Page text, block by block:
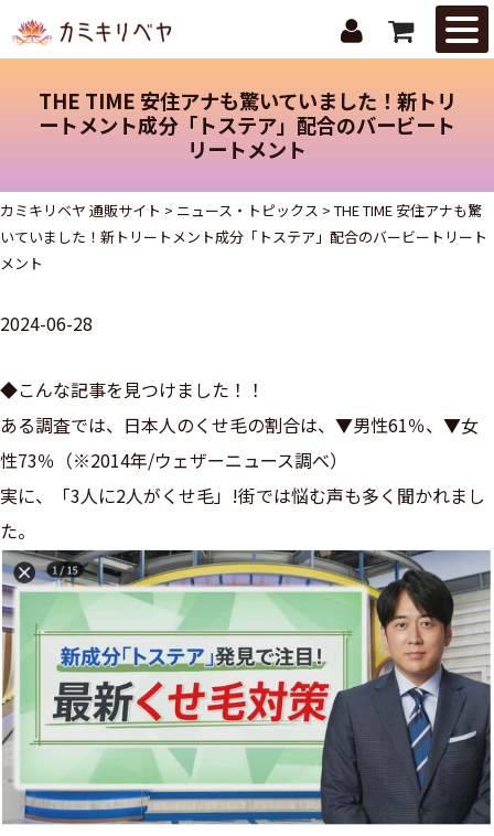
はじめての
ニュース・
取扱商品
THE TIME 安住アナも驚いていました！新トリ
ートメント成分「トステア」配合のバービート
リートメント
カミキリベヤ 通販サイト > ニュース・トピックス > THE TIME 安住アナも驚
いていました！新トリートメント成分「トステア」配合のバービートリート
メント
2024-06-28
◆こんな記事を見つけました！！
ある調査では、日本人のくせ毛の割合は、▼男性61％、▼女
性73％（※2014年/ウェザーニュース調べ）
実に、「3人に2人がくせ毛」!街では悩む声も多く聞かれまし
た。